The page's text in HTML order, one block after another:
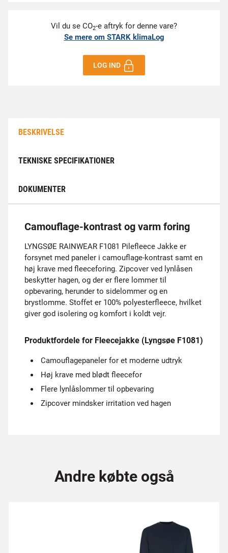
Vil du se CO2-e aftryk for denne vare?
Se mere om STARK klimaLog
LOG IND
BESKRIVELSE
TEKNISKE SPECIFIKATIONER
DOKUMENTER
Camouflage-kontrast og varm foring
LYNGSØE RAINWEAR F1081 Pilefleece Jakke er
forsynet med paneler i camouflage-kontrast samt en
høj krave med fleeceforing. Zipcover ved lynlåsen
beskytter hagen, og der er flere lommer til
opbevaring, herunder to sidelommer og en
brystlomme. Stoffet er 100% polyesterfleece, hvilket
giver god isolering og komfort i koldt vejr.
Produktfordele for Fleecejakke (Lyngsøe F1081)
Camouflagepaneler for et moderne udtryk
Høj krave med blødt fleecefor
Flere lynlåslommer til opbevaring
Zipcover mindsker irritation ved hagen
Andre købte også